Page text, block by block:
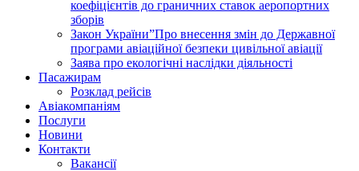
коефіцієнтів до граничних ставок аеропортних
зборів
Закон України”Про внесення змін до Державної
програми авіаційної безпеки цивільної авіації
Заява про екологічні наслідки діяльності
Пасажирам
Розклад рейсів
Авіакомпаніям
Послуги
Новини
Контакти
Вакансії